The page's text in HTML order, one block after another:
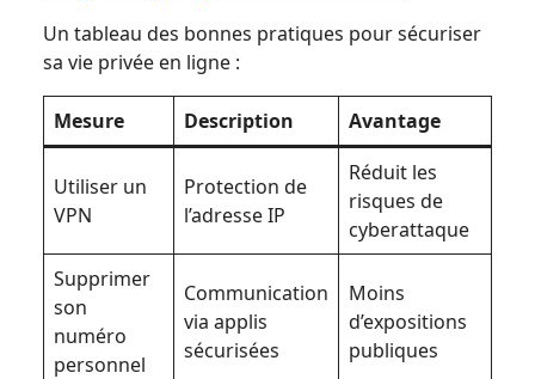
Un tableau des bonnes pratiques pour sécuriser
sa vie privée en ligne :
Mesure Description Avantage
Utiliser un
VPN
Protection de
l’adresse IP
Réduit les
risques de
cyberattaque
Supprimer
son
numéro
personnel
Communication
via applis
sécurisées
Moins
d’expositions
publiques